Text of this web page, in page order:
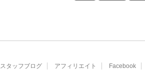
スタッフブログ アフィリエイト Facebook